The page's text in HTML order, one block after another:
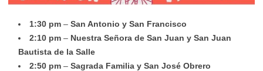
1:30 pm – San Antonio y San Francisco
2:10 pm – Nuestra Señora de San Juan y San Juan
Bautista de la Salle
2:50 pm – Sagrada Familia y San José Obrero